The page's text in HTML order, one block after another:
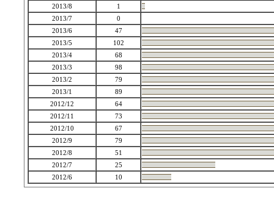
2013/8
1
2013/7
0
2013/6
47
2013/5
102
2013/4
68
2013/3
98
2013/2
79
2013/1
89
2012/12
64
2012/11
73
2012/10
67
2012/9
79
2012/8
51
2012/7
25
2012/6
10